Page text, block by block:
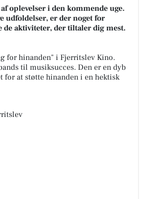
oplevelser i den kommende uge.
udfoldelser, er der noget for
aktiviteter, der tiltaler dig mest.
for hinanden" i Fjerritslev Kino.
til musiksucces. Den er en dyb
at støtte hinanden i en hektisk